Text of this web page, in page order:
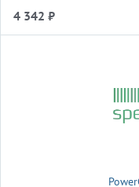
4 342 ₽